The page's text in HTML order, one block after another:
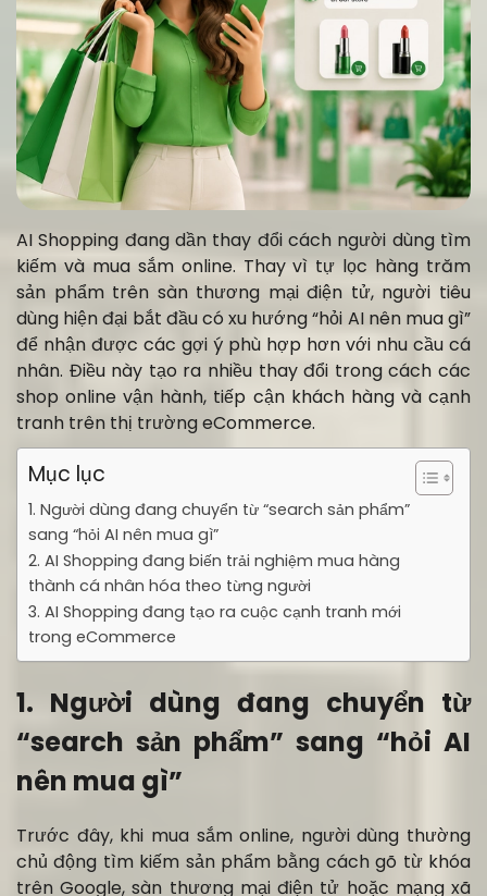
AI Shopping đang dần thay đổi cách người dùng tìm
kiếm và mua sắm online. Thay vì tự lọc hàng trăm
sản phẩm trên sàn thương mại điện tử, người tiêu
dùng hiện đại bắt đầu có xu hướng “hỏi AI nên mua gì”
để nhận được các gợi ý phù hợp hơn với nhu cầu cá
nhân. Điều này tạo ra nhiều thay đổi trong cách các
shop online vận hành, tiếp cận khách hàng và cạnh
tranh trên thị trường eCommerce.
Mục lục
1. Người dùng đang chuyển từ “search sản phẩm”
sang “hỏi AI nên mua gì”
2. AI Shopping đang biến trải nghiệm mua hàng
thành cá nhân hóa theo từng người
3. AI Shopping đang tạo ra cuộc cạnh tranh mới
trong eCommerce
1. Người dùng đang chuyển từ
“search sản phẩm” sang “hỏi AI
nên mua gì”
Trước đây, khi mua sắm online, người dùng thường
chủ động tìm kiếm sản phẩm bằng cách gõ từ khóa
trên Google, sàn thương mại điện tử hoặc mạng xã